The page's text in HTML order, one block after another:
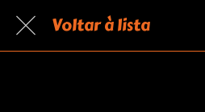
Voltar à lista